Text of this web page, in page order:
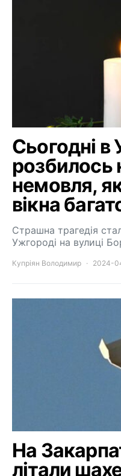
Сьогодні в
розбилось
немовля,
вікна
Страшна трагедія
Ужгороді на вулиці
Купріян Володимир 2024-
На
літали